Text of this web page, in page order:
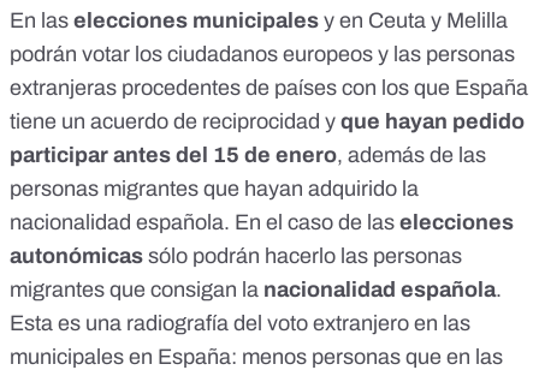
En las elecciones municipales y en Ceuta y Melilla
podrán votar los ciudadanos europeos y las personas
extranjeras procedentes de países con los que España
tiene un acuerdo de reciprocidad y que hayan pedido
participar antes del 15 de enero, además de las
personas migrantes que hayan adquirido la
nacionalidad española. En el caso de las elecciones
autonómicas sólo podrán hacerlo las personas
migrantes que consigan la nacionalidad española.
Esta es una radiografía del voto extranjero en las
municipales en España: menos personas que en las